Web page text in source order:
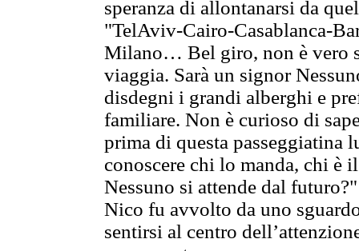
speranza di allontanarsi da
"TelAviv-Cairo-Casablanca-
Milano… Bel giro, non è vero
viaggia. Sarà un signor
disdegni i grandi alberghi e
familiare. Non è curioso di
prima di questa passeggiatina
conoscere chi lo manda, chi è
Nessuno si attende dal futuro?"
Nico fu avvolto da uno
sentirsi al centro